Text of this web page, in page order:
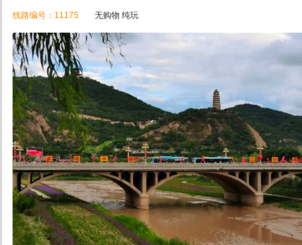
线路编号：11175 无购物 纯玩